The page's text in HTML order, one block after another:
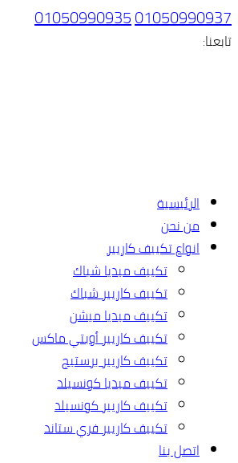
01050990937
01050990935
تابعنا:
الرئيسية
من نحن
انواع تكييف كاريير
تكييف ميديا شباك
تكييف كاريير شباك
تكييف ميديا ميشن
تكييف كاريير أوبتي ماكس
تكييف كاريير برستيج
تكييف ميديا كونسيلد
تكييف كاريير كونسيلد
تكييف كاريير فري ستاند
اتصل بنا